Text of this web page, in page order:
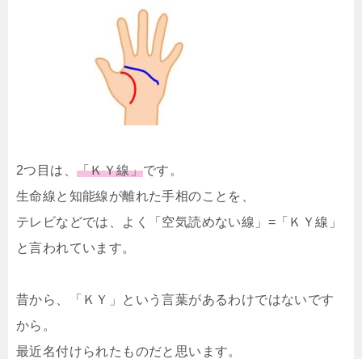
2つ目は、 「ＫＹ線」です。
生命線と知能線が離れた手相のことを、
テレビなどでは、よく「空気読めない線」=「ＫＹ線」
と言われています。
昔から、「ＫＹ」という言葉があるわけではないです
から。
最近名付けられたものだと思います。